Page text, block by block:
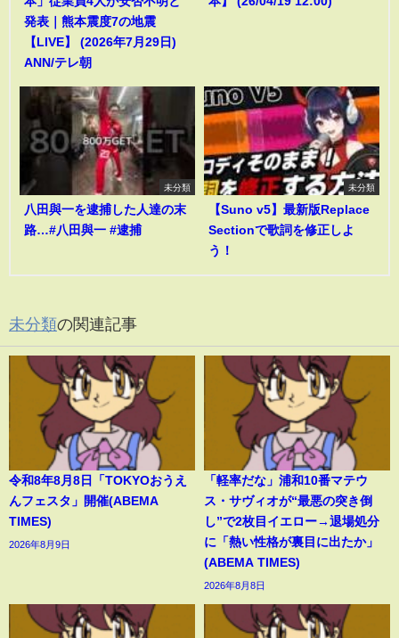
発表｜熊本震度7の地震
【LIVE】 (2026年7月29日)
ANN/テレ朝
未分類
八田與一を逮捕した人達の末
路…#八田與一 #逮捕
未分類
【Suno v5】最新版Replace
Sectionで歌詞を修正しよ
う！
未分類の関連記事
令和8年8月8日「TOKYOおうえ
んフェスタ」開催(ABEMA
TIMES)
2026年8月9日
「軽率だな」浦和10番マテウ
ス・サヴィオが“最悪の突き倒
し”で2枚目イエロー→退場処分
に「熱い性格が裏目に出たか」
(ABEMA TIMES)
2026年8月8日